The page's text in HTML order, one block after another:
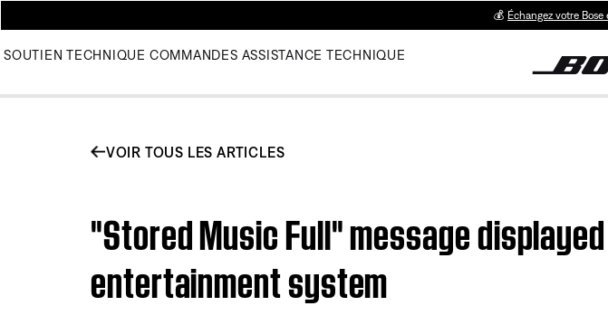
💰 Échangez votre
SOUTIEN TECHNIQUE COMMANDES ASSISTANCE TECHNIQUE
VOIR TOUS LES ARTICLES
"Stored Music Full" message
entertainment system